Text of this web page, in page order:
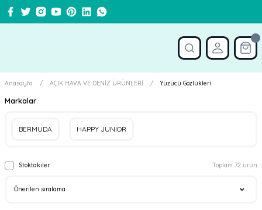
Anasayfa AÇIK HAVA VE DENİZ ÜRÜNLERİ Yüzücü Gözlükleri
Markalar
BERMUDA HAPPY JUNIOR
Stoktakiler Toplam 72 ürün